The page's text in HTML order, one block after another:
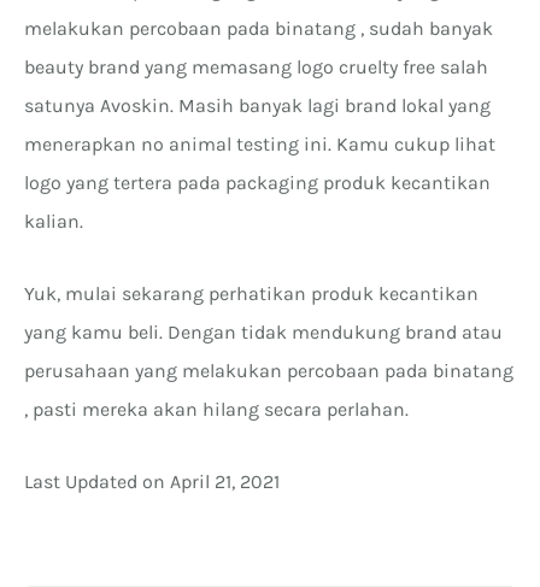
melakukan percobaan pada binatang , sudah banyak
beauty brand yang memasang logo cruelty free salah
satunya Avoskin. Masih banyak lagi brand lokal yang
menerapkan no animal testing ini. Kamu cukup lihat
logo yang tertera pada packaging produk kecantikan
kalian.
Yuk, mulai sekarang perhatikan produk kecantikan
yang kamu beli. Dengan tidak mendukung brand atau
perusahaan yang melakukan percobaan pada binatang
, pasti mereka akan hilang secara perlahan.
Last Updated on April 21, 2021